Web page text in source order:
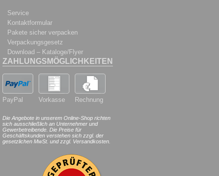
Service
Kontaktformular
Pakete sicher verpacken
Verpackungsgesetz
Download – Kataloge/Flyer
ZAHLUNGSMÖGLICHKEITEN
PayPal Vorkasse Rechnung
Die Angebote in unserem Online-Shop richten
sich ausschließlich an Unternehmer und
Gewerbetreibende. Die Preise für
Geschäftskunden verstehen sich zzgl. der
gesetzlichen MwSt. und zzgl. Versandkosten.